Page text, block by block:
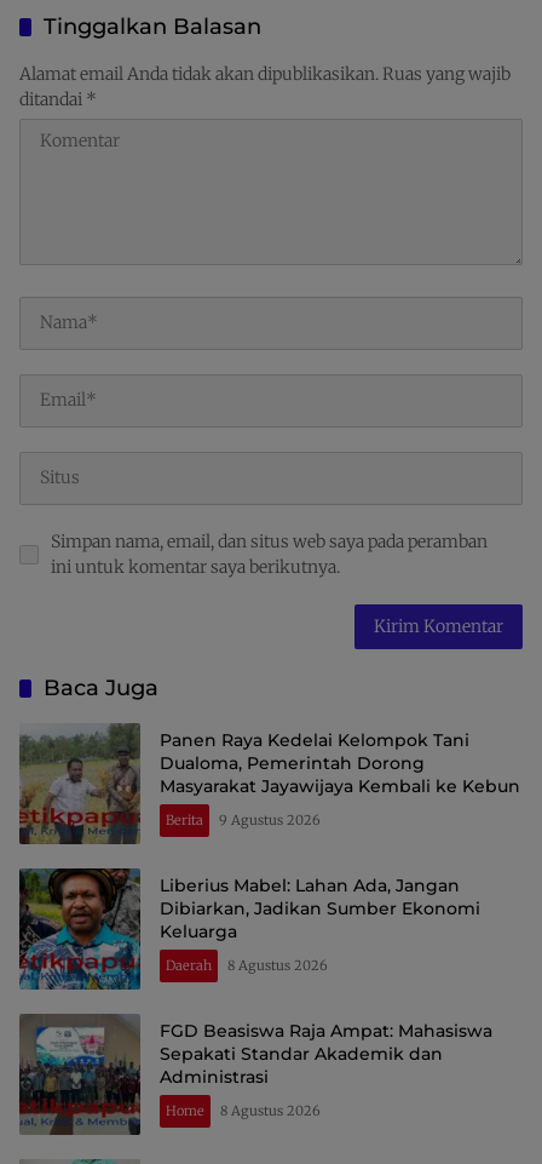
Nasionalisme
Tinggalkan Balasan
Alamat email Anda tidak akan dipublikasikan.Ruas yang wajib
ditandai *
Simpan nama, email, dan situs web saya pada peramban
ini untuk komentar saya berikutnya.
Baca Juga
Panen Raya Kedelai Kelompok Tani
Dualoma, Pemerintah Dorong
Masyarakat Jayawijaya Kembali ke Kebun
Berita 9 Agustus 2026
Liberius Mabel: Lahan Ada, Jangan
Dibiarkan, Jadikan Sumber Ekonomi
Keluarga
Daerah 8 Agustus 2026
FGD Beasiswa Raja Ampat: Mahasiswa
Sepakati Standar Akademik dan
Administrasi
Home 8 Agustus 2026